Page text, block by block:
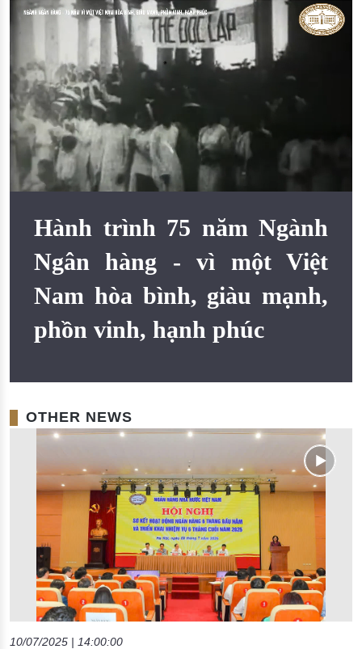
Đào tạo ISO
Hành trình 75 năm Ngành
Ngân hàng - vì một Việt
Nam hòa bình, giàu mạnh,
phồn vinh, hạnh phúc
OTHER NEWS
10/07/2025 | 14:00:00